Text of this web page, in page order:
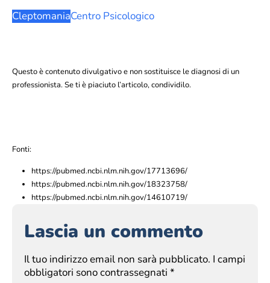
CleptomaniaCentro Psicologico
Questo è contenuto divulgativo e non sostituisce le diagnosi di un
professionista. Se ti è piaciuto l’articolo, condividilo.
Fonti:
https://pubmed.ncbi.nlm.nih.gov/17713696/
https://pubmed.ncbi.nlm.nih.gov/18323758/
https://pubmed.ncbi.nlm.nih.gov/14610719/
Lascia un commento
Il tuo indirizzo email non sarà pubblicato. I campi
obbligatori sono contrassegnati *